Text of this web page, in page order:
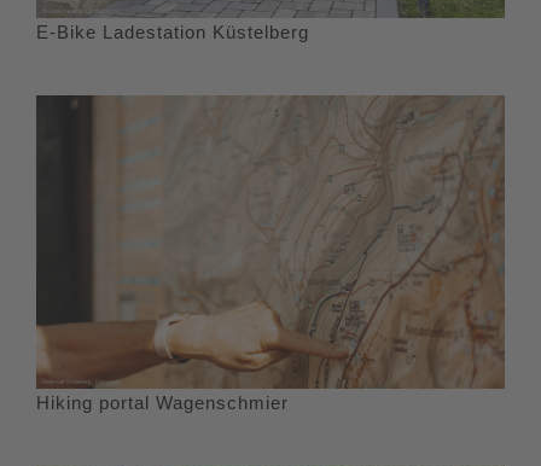
E-Bike Ladestation Küstelberg
Hiking portal Wagenschmier